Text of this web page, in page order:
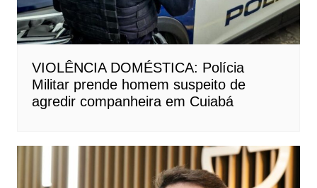
VIOLÊNCIA DOMÉSTICA: Polícia
Militar prende homem suspeito de
agredir companheira em Cuiabá